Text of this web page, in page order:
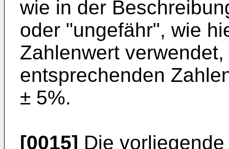
wie in der
oder "ungefähr", wie
Zahlenwert
entsprechenden
± 5%.
[0015] Die